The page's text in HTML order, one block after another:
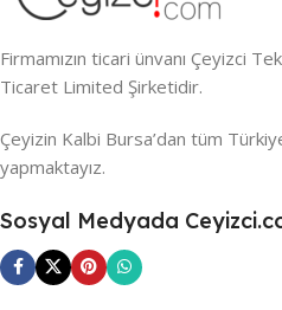
Firmamızın ticari ünvanı Çeyizci
Ticaret Limited Şirketidir.
Çeyizin Kalbi Bursa’dan tüm
yapmaktayız.
Sosyal Medyada